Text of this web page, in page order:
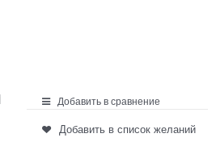
Добавить в сравнение
Добавить в список желаний